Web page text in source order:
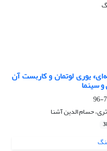
یوری لوتمان و کاربست آن
سینما
حسام الدین آشنا